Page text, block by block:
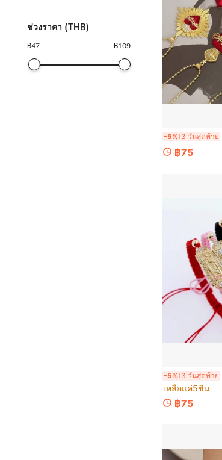
ช่วงราคา (THB)
฿47 ฿109
-5% 3 วันสุดท้าย
฿75
-5% 3 วันสุดท้าย
เหลือแค่5ชิ้น
฿75